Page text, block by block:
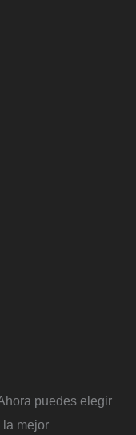
puedes elegir
la mejor